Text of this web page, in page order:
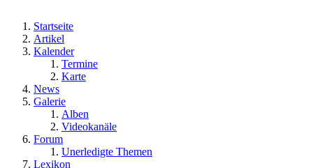
Startseite
Artikel
Kalender
Termine
Karte
News
Galerie
Alben
Videokanäle
Forum
Unerledigte Themen
Lexikon